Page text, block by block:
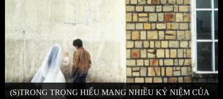
(S)TRONG TRỌNG HIẾU MANG NHIỀU KỶ NIỆM CỦA